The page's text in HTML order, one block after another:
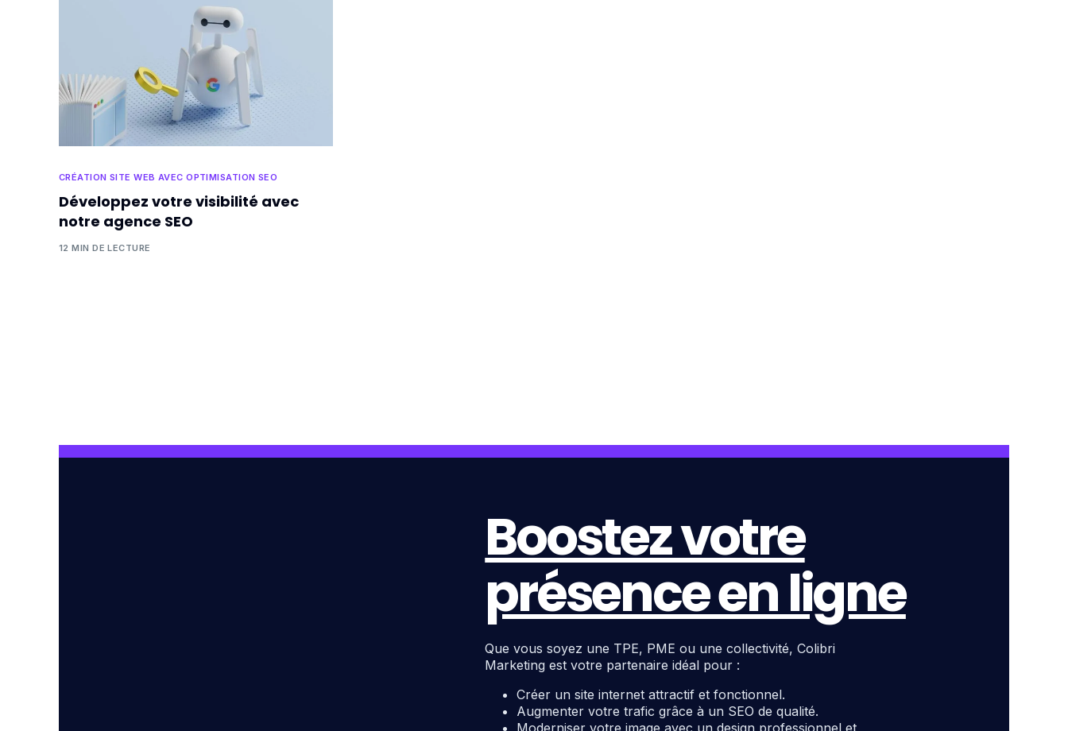
CRÉATION SITE WEB AVEC OPTIMISATION SEO
Développez votre visibilité avec
notre agence SEO
12 MIN DE LECTURE
Boostez votre
présence en ligne
Que vous soyez une TPE, PME ou une collectivité, Colibri
Marketing est votre partenaire idéal pour :
Créer un site internet attractif et fonctionnel.
Augmenter votre trafic grâce à un SEO de qualité.